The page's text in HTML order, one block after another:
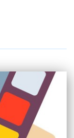
тартиби